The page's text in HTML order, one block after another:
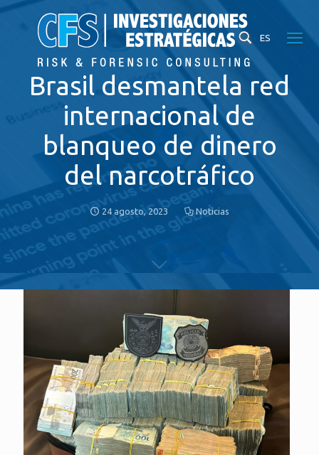
ES
Brasil desmantela red
internacional de
blanqueo de dinero
del narcotráfico
24 agosto, 2023 Noticias